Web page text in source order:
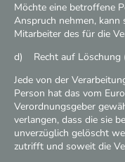
Möchte eine betroffene
Anspruch nehmen, kann
Mitarbeiter des für die
d) Recht auf Löschung
Jede von der
Person hat das vom
Verordnungsgeber
verlangen, dass die sie
unverzüglich gelöscht
zutrifft und soweit die